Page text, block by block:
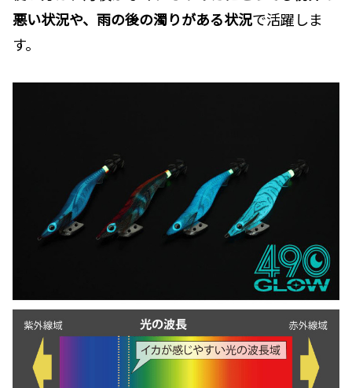
悪い状況や、雨の後の濁りがある状況で活躍しま
す。